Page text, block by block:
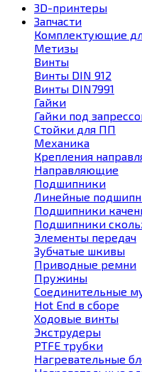
3D-принтеры
Запчасти
Комплектующие
Метизы
Винты
Винты DIN 912
Винты DIN7991
Гайки
Гайки под
Стойки для ПП
Механика
Крепления
Направляющие
Подшипники
Линейные
Подшипники
Подшипники
Элементы передач
Зубчатые шкивы
Приводные ремни
Пружины
Соединительные
Hot End в сборе
Ходовые винты
Экструдеры
PTFE трубки
Нагревательные